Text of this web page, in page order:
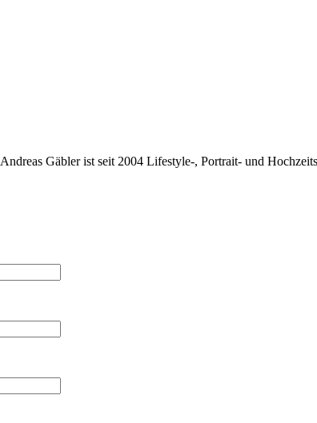
Andreas Gäbler ist seit 2004 Lifestyle-, Portrait- und